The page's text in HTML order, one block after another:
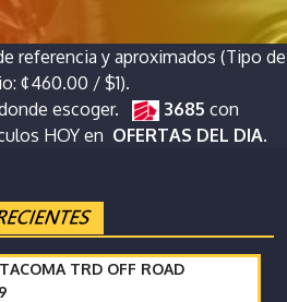
referencia y aproximados (Tipo de
¢460.00 / $1).
escoger. 3685 con
HOY en OFERTAS DEL DIA.
TRD OFF ROAD